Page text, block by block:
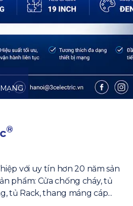
®
với uy tín hơn 20 năm sản
phẩm: Cửa chống cháy, tủ
tủ Rack, thang máng cáp...